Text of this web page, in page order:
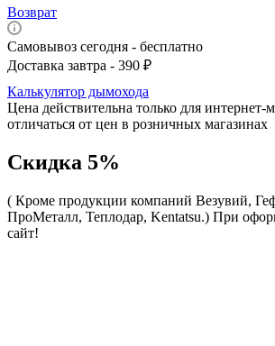
Возврат
Самовывоз сегодня - бесплатно
Доставка завтра - 390 ₽
Калькулятор дымохода
Цена действительна только для интернет-
отличаться от цен в розничных магазинах
Скидка 5%
( Кроме продукции компаний Везувий,
ПроМеталл, Теплодар, Kentatsu.) При
сайт!